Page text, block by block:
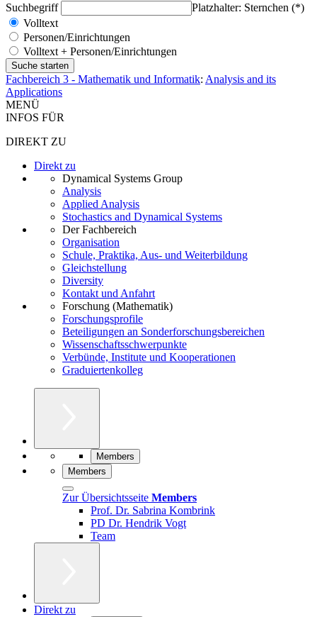
Suchbegriff
Platzhalter: Sternchen (*)
Volltext
Personen/Einrichtungen
Volltext + Personen/Einrichtungen
Fachbereich 3 - Mathematik und Informatik: Analysis and its
Applications
MENÜ
INFOS FÜR
DIREKT ZU
Direkt zu
Dynamical Systems Group
Analysis
Applied Analysis
Stochastics and Dynamical Systems
Der Fachbereich
Organisation
Schule, Praktika, Aus- und Weiterbildung
Gleichstellung
Diversity
Kontakt und Anfahrt
Forschung (Mathematik)
Forschungsprofile
Beteiligungen an Sonderforschungsbereichen
Wissenschaftsschwerpunkte
Verbünde, Institute und Kooperationen
Graduiertenkolleg
Members
Members
Zur Übersichtsseite Members
Prof. Dr. Sabrina Kombrink
PD Dr. Hendrik Vogt
Team
Direkt zu